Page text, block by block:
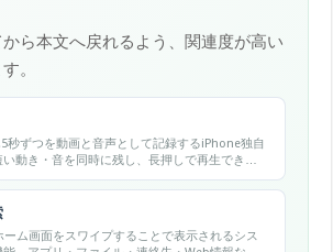
ら本文へ戻れるよう、関連度が高い
。
秒ずつを動画と音声として記録するiPhone独自
動き・音を同時に残し、長押しで再生でき
ム画面をスワイプすることで表示されるシス